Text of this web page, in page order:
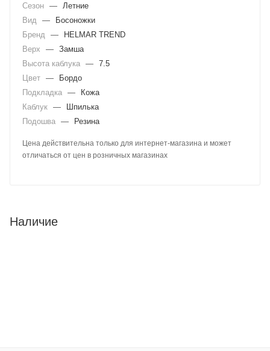
Сезон —
Летние
Вид
—
Босоножки
Бренд
—
HELMAR TREND
Верх
— Замша
Высота каблука — 7.5
Цвет —
Бордо
Подкладка —
Кожа
Каблук —
Шпилька
Подошва — Резина
Цена действительна только для интернет-магазина и может
отличаться от цен в розничных магазинах
Наличие